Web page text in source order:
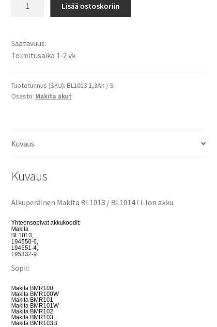
Li-
Ion
Porakoneakku
BL1013,
194551-
195332-
9
määrä
Lisää ostoskoriin
Saatavuus:
Toimitusaika 1-2 vk
Tuotetunnus (SKU): BL1013 1,3Ah / S
Osasto: Makita akut
Kuvaus
Kuvaus
Alkuperäinen Makita BL1013 / BL1014 Li-Ion akku
Yhteensopivat akkukoodit:
Makita
BL1013,
194550-6,
194551-4,
195332-9
Sopii:
Makita BMR100
Makita BMR100W
Makita BMR101
Makita BMR101W
Makita BMR102
Makita BMR103
Makita BMR103B